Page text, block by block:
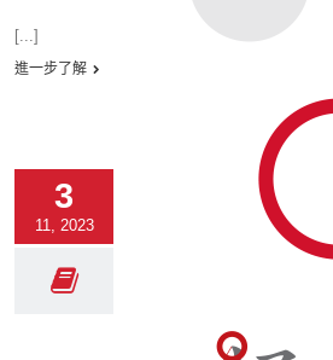
[...]
進一步了解
3
11, 2023